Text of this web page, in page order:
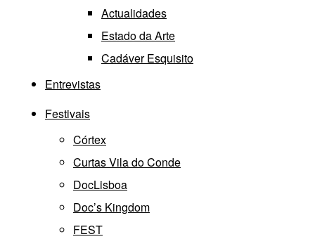
Actualidades
Estado da Arte
Cadáver Esquisito
Entrevistas
Festivais
Córtex
Curtas Vila do Conde
DocLisboa
Doc’s Kingdom
FEST